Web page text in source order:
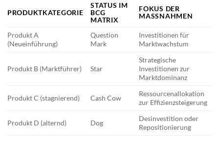
PRODUKTKATEGORIE
STATUS IM
BCG
MATRIX
FOKUS DER
MASSNAHMEN
Produkt A
(Neueinführung)
Question
Mark
Investitionen für
Marktwachstum
Produkt B (Marktführer) Star
Strategische
Investitionen zur
Marktdominanz
Produkt C (stagnierend) Cash Cow
Ressourcenallokation
zur Effizienzsteigerung
Produkt D (alternd) Dog
Desinvestition oder
Repositionierung